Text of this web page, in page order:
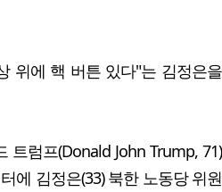
위에 핵 버튼 있다"는 김정은을
트럼프(Donald John Trump, 71)
에 김정은(33) 북한 노동당 위원